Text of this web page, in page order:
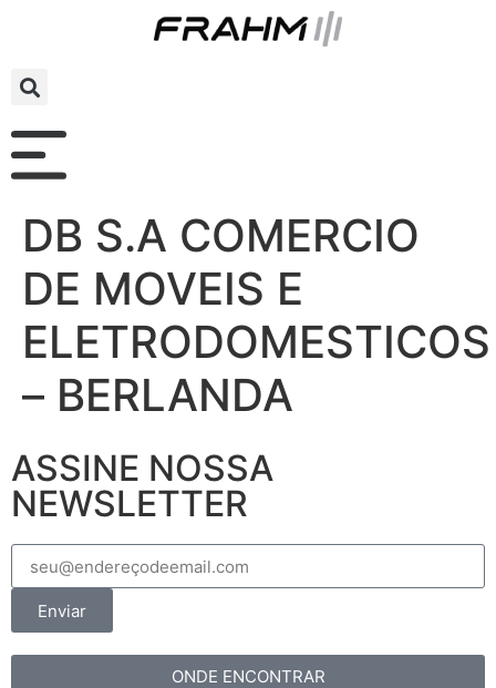
DB S.A COMERCIO
DE MOVEIS E
ELETRODOMESTICOS
– BERLANDA
ASSINE NOSSA
NEWSLETTER
Enviar
ONDE ENCONTRAR